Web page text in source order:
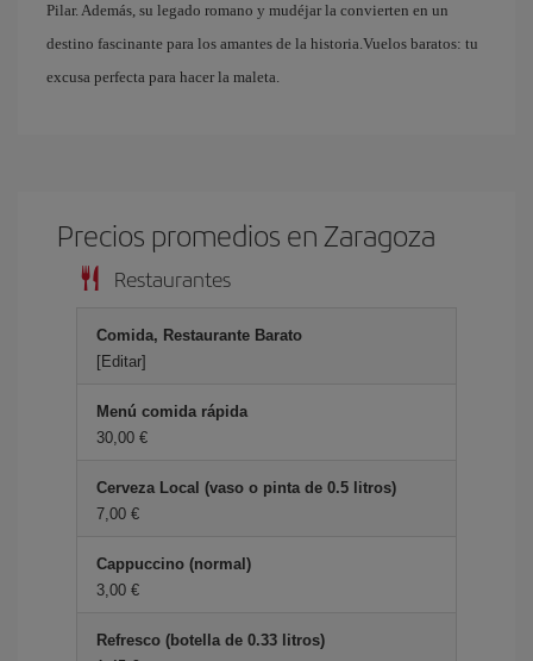
Pilar. Además, su legado romano y mudéjar la convierten en un
destino fascinante para los amantes de la historia.Vuelos baratos: tu
excusa perfecta para hacer la maleta.
Precios promedios en Zaragoza
Restaurantes
Comida, Restaurante Barato
[Editar]
Menú comida rápida
30,00 €
Cerveza Local (vaso o pinta de 0.5 litros)
7,00 €
Cappuccino (normal)
3,00 €
Refresco (botella de 0.33 litros)